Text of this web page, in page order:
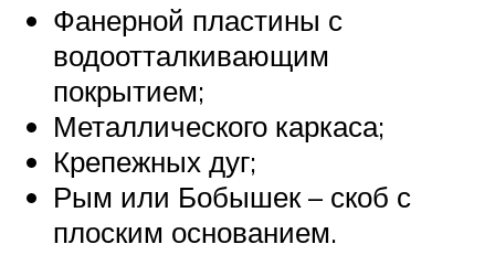
Фанерной пластины с
водоотталкивающим
покрытием;
Металлического каркаса;
Крепежных дуг;
Рым или Бобышек – скоб с
плоским основанием.